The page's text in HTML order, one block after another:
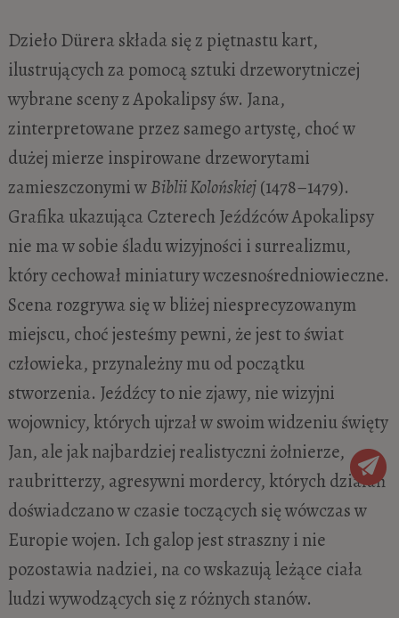
Dzieło Dürera składa się z piętnastu kart,
ilustrujących za pomocą sztuki drzeworytniczej
wybrane sceny z Apokalipsy św. Jana,
zinterpretowane przez samego artystę, choć w
dużej mierze inspirowane drzeworytami
zamieszczonymi wBiblii Kolońskiej(1478–1479).
Grafika ukazująca Czterech Jeźdźców Apokalipsy
nie ma w sobie śladu wizyjności i surrealizmu,
który cechował miniatury wczesnośredniowieczne.
Scena rozgrywa się w bliżej niesprecyzowanym
miejscu, choć jesteśmy pewni, że jest to świat
człowieka, przynależny mu od początku
stworzenia. Jeźdźcy to nie zjawy, nie wizyjni
wojownicy, których ujrzał w swoim widzeniu święty
Jan, ale jak najbardziej realistyczni żołnierze,
raubritterzy, agresywni mordercy, których działań
doświadczano w czasie toczących się wówczas w
Europie wojen. Ich galop jest straszny i nie
pozostawia nadziei, na co wskazują leżące ciała
ludziwywodzących się z różnych stanów.